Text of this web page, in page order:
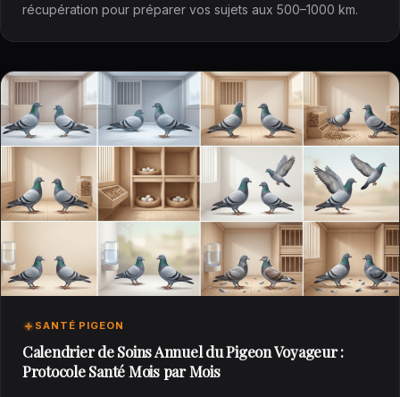
récupération pour préparer vos sujets aux 500–1000 km.
SANTÉ PIGEON
Calendrier de Soins Annuel du Pigeon Voyageur :
Protocole Santé Mois par Mois